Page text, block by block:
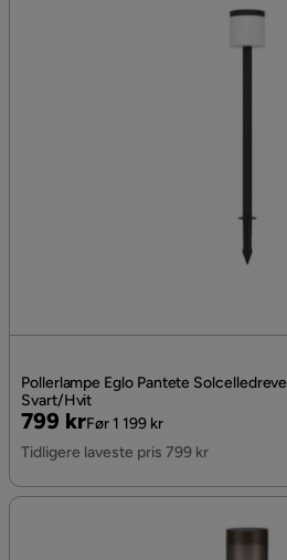
Pollerlampe Eglo Pantete
Svart/Hvit
Pris
799 kr
Original
Pris
Før 1 199 kr
Tidligere laveste pris 799 kr